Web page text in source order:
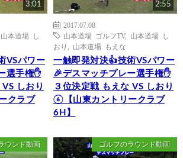
3:01
山本道場 し
VSパワー
選手権✋
しおり
クラブ
2:55
2017.07.08
山本道場 ゴルフTV, 山本道場 し
おり
山本道場 もえな
一触即発対決👍技術VSパワー
🎉デスマッチプレー選手権✋
３位決定戦 もえな VS しおり
⑥【山東カントリークラブ
6H】
ウンド動画 ゴルフのラウンド動画